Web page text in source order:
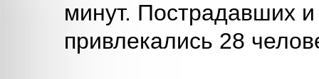
минут. Пострадавших
привлекались 28